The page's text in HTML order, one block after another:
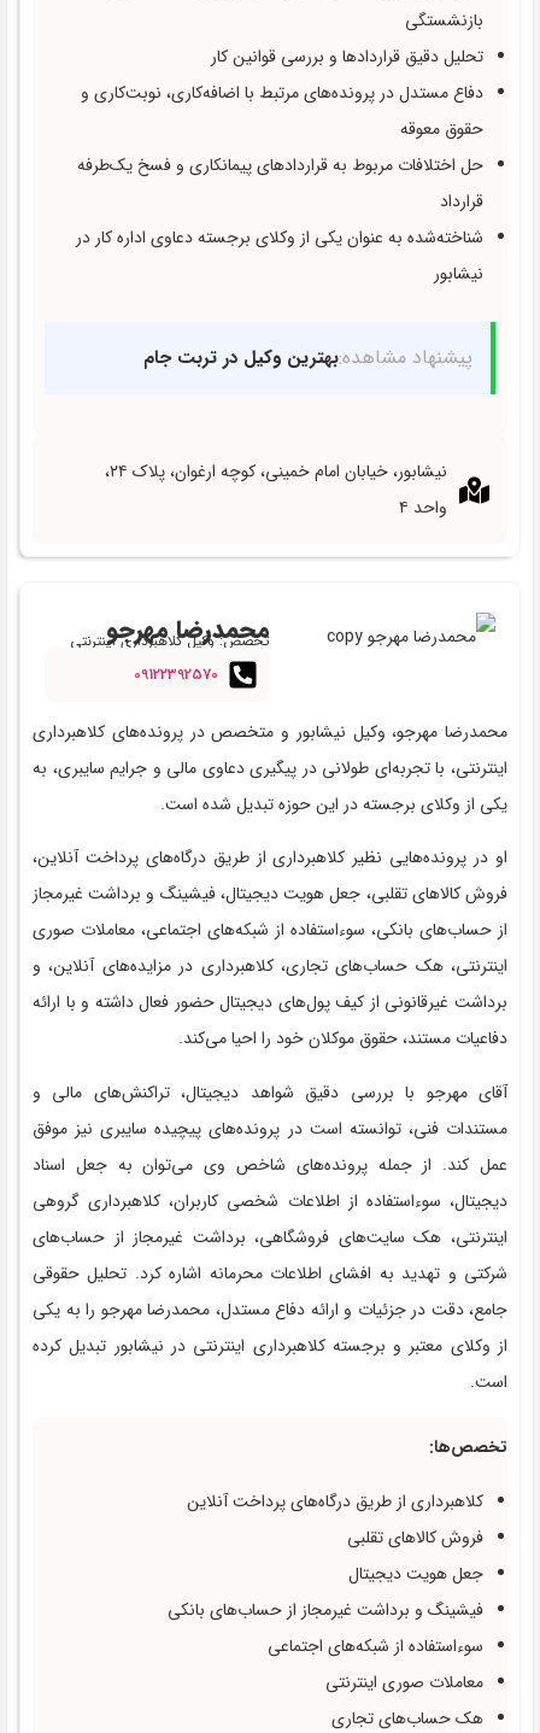
بازنشستگی
تحلیل دقیق قراردادها و بررسی قوانین کار
دفاع مستدل در پرونده‌های مرتبط با اضافه‌کاری، نوبت‌کاری و
حقوق معوقه
حل اختلافات مربوط به قراردادهای پیمانکاری و فسخ یک‌طرفه
قرارداد
شناخته‌شده به عنوان یکی از وکلای برجسته دعاوی اداره کار در
نیشابور
پیشنهاد مشاهده:بهترین وکیل در تربت جام
نیشابور، خیابان امام خمینی، کوچه ارغوان، پلاک ۲۴،
واحد ۴
محمدرضا مهرجو
تخصص: وکیل کلاهبرداری اینترنتی
09122392570
محمدرضا مهرجو، وکیل نیشابور و متخصص در پرونده‌های کلاهبرداری
اینترنتی، با تجربه‌ای طولانی در پیگیری دعاوی مالی و جرایم سایبری، به
یکی از وکلای برجسته در این حوزه تبدیل شده است.
او در پرونده‌هایی نظیر کلاهبرداری از طریق درگاه‌های پرداخت آنلاین،
فروش کالاهای تقلبی، جعل هویت دیجیتال، فیشینگ و برداشت غیرمجاز
از حساب‌های بانکی، سوءاستفاده از شبکه‌های اجتماعی، معاملات صوری
اینترنتی، هک حساب‌های تجاری، کلاهبرداری در مزایده‌های آنلاین، و
برداشت غیرقانونی از کیف پول‌های دیجیتال حضور فعال داشته و با ارائه
دفاعیات مستند، حقوق موکلان خود را احیا می‌کند.
آقای مهرجو با بررسی دقیق شواهد دیجیتال، تراکنش‌های مالی و
مستندات فنی، توانسته است در پرونده‌های پیچیده سایبری نیز موفق
عمل کند. از جمله پرونده‌های شاخص وی می‌توان به جعل اسناد
دیجیتال، سوءاستفاده از اطلاعات شخصی کاربران، کلاهبرداری گروهی
اینترنتی، هک سایت‌های فروشگاهی، برداشت غیرمجاز از حساب‌های
شرکتی و تهدید به افشای اطلاعات محرمانه اشاره کرد. تحلیل حقوقی
جامع، دقت در جزئیات و ارائه دفاع مستدل، محمدرضا مهرجو را به یکی
از وکلای معتبر و برجسته کلاهبرداری اینترنتی در نیشابور تبدیل کرده
است.
تخصص‌ها:
کلاهبرداری از طریق درگاه‌های پرداخت آنلاین
فروش کالاهای تقلبی
جعل هویت دیجیتال
فیشینگ و برداشت غیرمجاز از حساب‌های بانکی
سوءاستفاده از شبکه‌های اجتماعی
معاملات صوری اینترنتی
هک حساب‌های تجاری